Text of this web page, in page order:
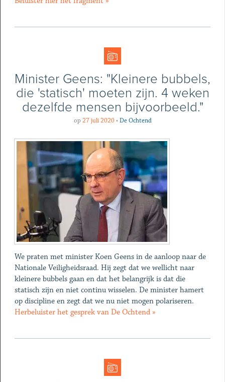
Minister Geens: "Kleinere bubbels,
die 'statisch' moeten zijn. 4 weken
dezelfde mensen bijvoorbeeld."
op 27 juli 2020 • De Ochtend
We praten met minister Koen Geens in de aanloop naar de
Nationale Veiligheidsraad. Hij zegt dat we wellicht naar
kleinere bubbels gaan en dat het belangrijk is dat die
statisch zijn en niet continu wisselen. De minister hamert
op discipline en zegt dat we nu niet mogen polariseren.
Herbeluister het gesprek van De Ochtend »